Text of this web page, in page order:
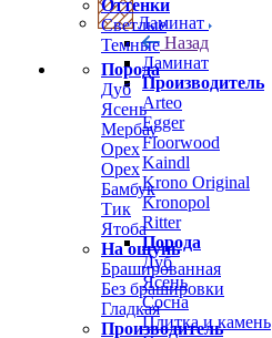
Оттенки
Светлые
Темные
Порода
Дуб
Ясень
Мербау
Орех
Орех
Бамбук
Тик
Ятоба
На ощупь
Брашированная
Без брашировки
Гладкая
Производитель
Ламинат
Назад
Ламинат
Производитель
Arteo
Egger
Floorwood
Kaindl
Krono Original
Kronopol
Ritter
Порода
Дуб
Ясень
Сосна
Плитка и камень